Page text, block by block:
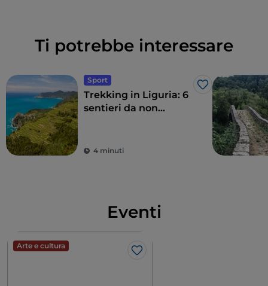
Ti potrebbe interessare
Sport
Like
Trekking in Liguria: 6
sentieri da non
4 minuti
Eventi
Arte e cultura
Like